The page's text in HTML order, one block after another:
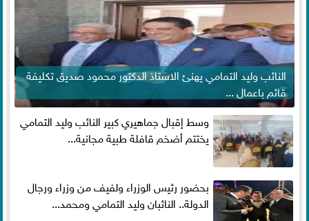
النائب وليد التمامي يهنئ الاستاذ الدكتور محمود صديق تكليفة
قائم باعمال ...
وسط إقبال جماهيري كبير النائب وليد التمامي
يختتم أضخم قافلة طبية مجانية...
بحضور رئيس الوزراء ولفيف من وزراء ورجال
الدولة.. النائبان وليد التمامي ومحمد...